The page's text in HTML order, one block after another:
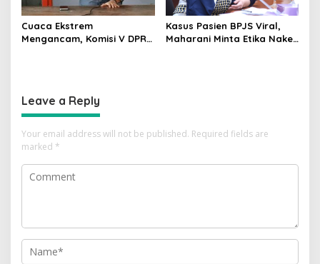
Cuaca Ekstrem
Mengancam, Komisi V DPR
Kasus Pasien BPJS Viral,
Maharani Minta Etika Nakes
Leave a Reply
Your email address will not be published. Required fields are
marked *